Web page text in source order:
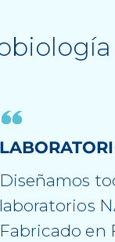
PRESERVAR
DURADERA
Fiel a la